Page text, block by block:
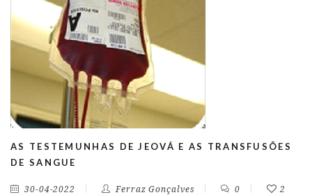
AS TESTEMUNHAS DE JEOVÁ E AS TRANSFUSÕES
DE SANGUE
30-04-2022 Ferraz Gonçalves 0 2